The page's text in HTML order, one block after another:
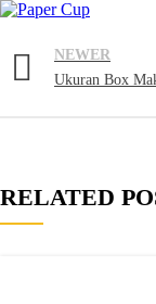
NEWER
Ukuran Box
RELATED